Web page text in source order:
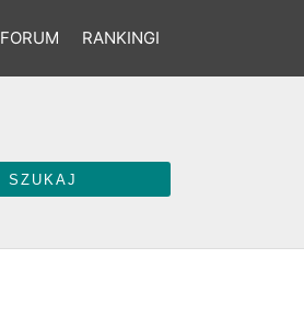
FORUM RANKINGI